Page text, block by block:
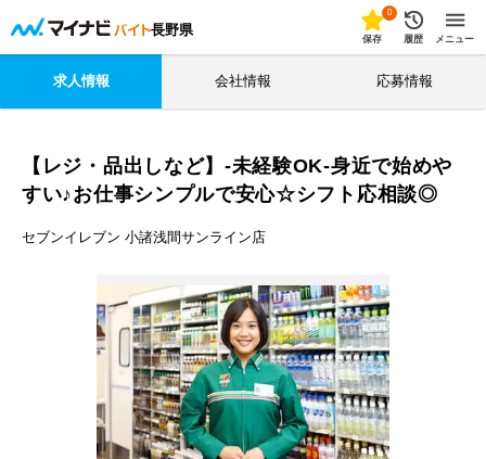
長野県
0
保存 履歴 メニュー
求人情報 会社情報 応募情報
【レジ・品出しなど】-未経験OK-身近で始めや
すい♪お仕事シンプルで安心☆シフト応相談◎
セブンイレブン 小諸浅間サンライン店